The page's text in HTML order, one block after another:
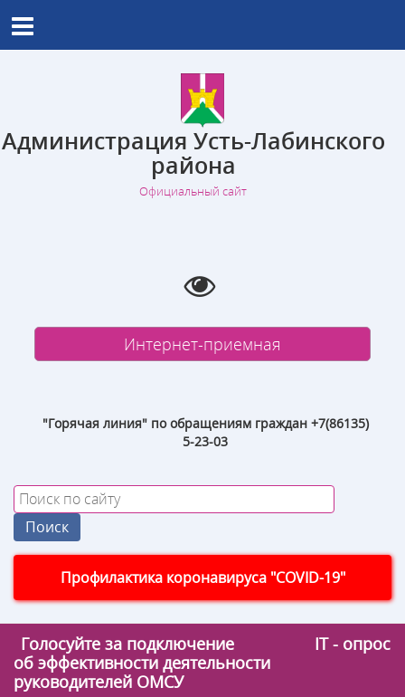
Администрация Усть-Лабинского
района
Официальный сайт
Интернет-приемная
"Горячая линия" по обращениям граждан +7(86135)
5-23-03
Профилактика коронавируса "COVID-19"
Голосуйте за подключение
IT - опрос
об эффективности деятельности
руководителей ОМСУ